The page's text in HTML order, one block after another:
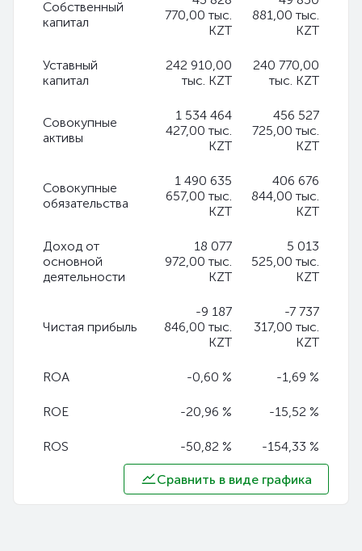
Собственный
капитал
770,00 тыс.
KZT
881,00 тыс.
KZT
Уставный
капитал
242 910,00
тыс. KZT
240 770,00
тыс. KZT
Совокупные
активы
1 534 464
427,00 тыс.
KZT
456 527
725,00 тыс.
KZT
Совокупные
обязательства
1 490 635
657,00 тыс.
KZT
406 676
844,00 тыс.
KZT
Доход от
основной
деятельности
18 077
972,00 тыс.
KZT
5 013
525,00 тыс.
KZT
Чистая прибыль
-9 187
846,00 тыс.
KZT
-7 737
317,00 тыс.
KZT
ROA -0,60 % -1,69 %
ROE -20,96 % -15,52 %
ROS -50,82 % -154,33 %
Сравнить в виде графика